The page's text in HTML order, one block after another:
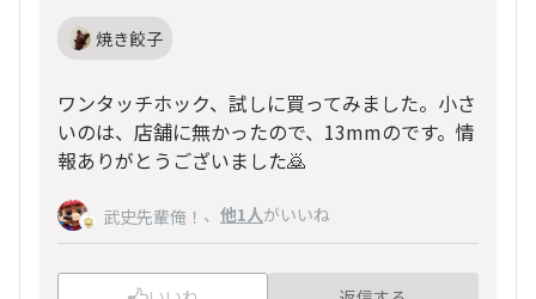
焼き餃子
ワンタッチホック、試しに買ってみました。小さ
いのは、店舗に無かったので、13mmのです。情
報ありがとうございました🙇
武史先輩俺！ 、 他1人がいいね